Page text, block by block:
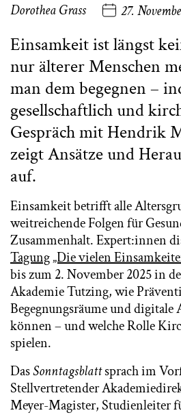
Dorothea Grass 27.
Einsamkeit ist längst
nur älterer Menschen
man dem begegnen –
gesellschaftlich und
Gespräch mit Hendrik
zeigt Ansätze und
auf.
Einsamkeit betrifft alle
weitreichende Folgen für
Zusammenhalt. Expert:innen
Tagung „Die vielen
bis zum 2. November 2025 in
Akademie Tutzing, wie
Begegnungsräume und digitale
können – und welche Rolle
spielen.
DasSonntagsblattsprach im
Stellvertretender
Meyer-Magister, Studienleiter